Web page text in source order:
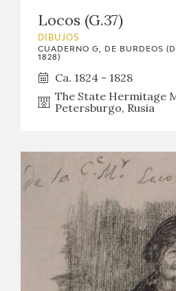
Locos (G.37)
DIBUJOS
CUADERNO G, DE BURDEOS
1828)
Ca. 1824 - 1828
The State Hermitage
Petersburgo, Rusia